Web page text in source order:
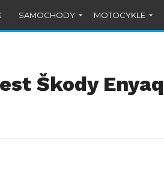
SAMOCHODY MOTOCYKLE
Škody Enyaq